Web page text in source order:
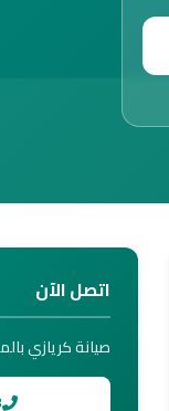
اتصل الآن
صيانة كريازي